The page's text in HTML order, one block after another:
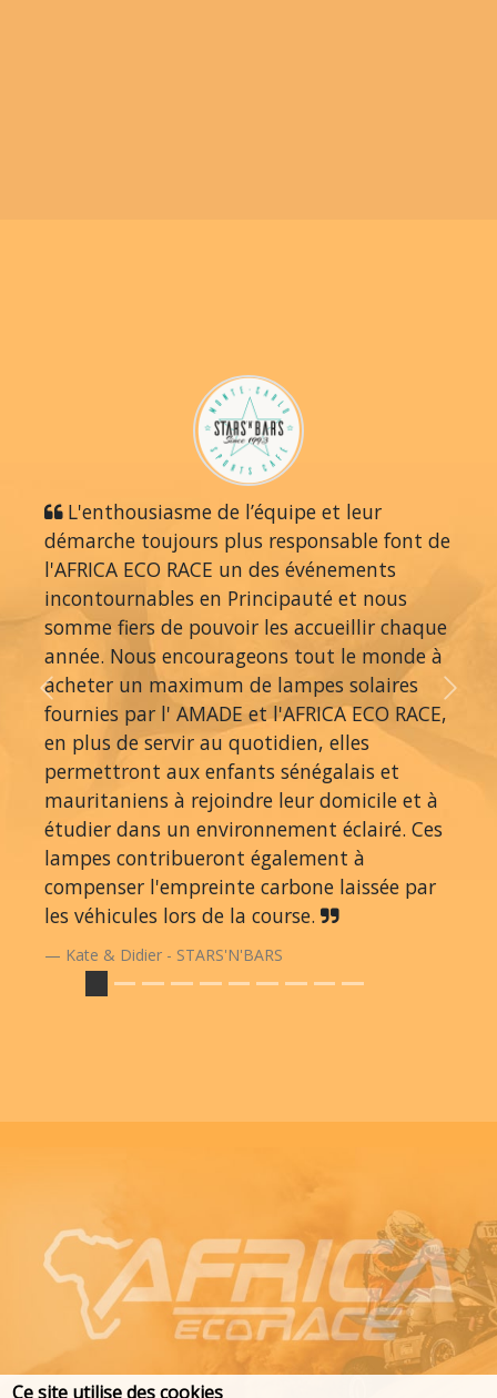
L'enthousiasme de l’équipe et leur
démarche toujours plus responsable font de
l'AFRICA ECO RACE un des événements
incontournables en Principauté et nous
somme fiers de pouvoir les accueillir chaque
année. Nous encourageons tout le monde à
acheter un maximum de lampes solaires
fournies par l' AMADE et l'AFRICA ECO RACE,
en plus de servir au quotidien, elles
permettront aux enfants sénégalais et
mauritaniens à rejoindre leur domicile et à
étudier dans un environnement éclairé. Ces
lampes contribueront également à
compenser l'empreinte carbone laissée par
les véhicules lors de la course.
Kate & Didier - STARS'N'BARS
Previous Next
Ce site utilise des cookies